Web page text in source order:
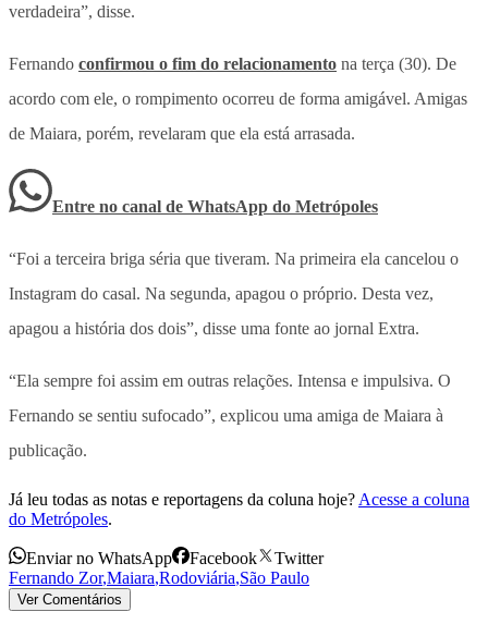
verdadeira”, disse.
Fernando confirmou o fim do relacionamento na terça (30). De
acordo com ele, o rompimento ocorreu de forma amigável. Amigas
de Maiara, porém, revelaram que ela está arrasada.
Entre no canal de WhatsApp do Metrópoles
“Foi a terceira briga séria que tiveram. Na primeira ela cancelou o
Instagram do casal. Na segunda, apagou o próprio. Desta vez,
apagou a história dos dois”, disse uma fonte ao jornal Extra.
“Ela sempre foi assim em outras relações. Intensa e impulsiva. O
Fernando se sentiu sufocado”, explicou uma amiga de Maiara à
publicação.
Já leu todas as notas e reportagens da coluna hoje? Acesse a coluna
do Metrópoles.
Enviar no WhatsApp Facebook
Twitter
Fernando Zor,Maiara,Rodoviária,São Paulo
Ver Comentários